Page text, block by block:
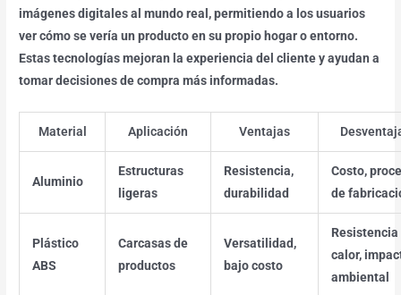
imágenes digitales al mundo real, permitiendo a los usuarios
ver cómo se vería un producto en su propio hogar o entorno.
Estas tecnologías mejoran la experiencia del cliente y ayudan a
tomar decisiones de compra más informadas.
Material Aplicación Ventajas
Aluminio
Estructuras
ligeras
Resistencia,
durabilidad
Costo,
de
Plástico
ABS
Carcasas de
productos
Versatilidad,
bajo costo
Resistencia
calor,
ambiental